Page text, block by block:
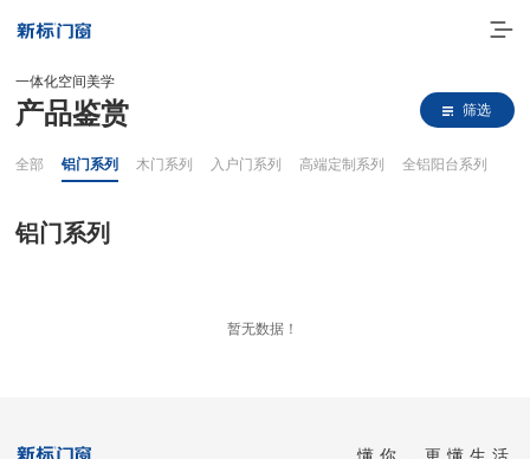
一体化空间美学
产品鉴赏 筛选
全部 铝门系列 木门系列 入户门系列 高端定制系列 全铝阳台系列
铝门系列
暂无数据！